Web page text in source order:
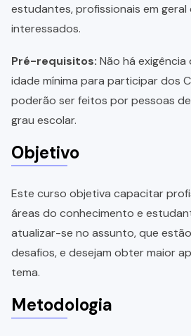
estudantes, profissionais em geral
interessados.
Pré-requisitos: Não há
idade mínima para participar dos
poderão ser feitos por pessoas
grau escolar.
Objetivo
Este curso objetiva capacitar
áreas do conhecimento e
atualizar-se no assunto, que
desafios, e desejam obter maior
tema.
Metodologia